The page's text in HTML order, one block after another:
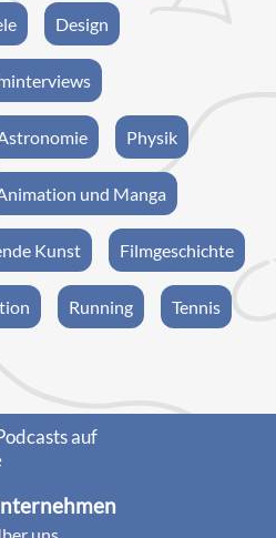
Design
Physik
und Manga
Kunst Filmgeschichte
Running Tennis
auf